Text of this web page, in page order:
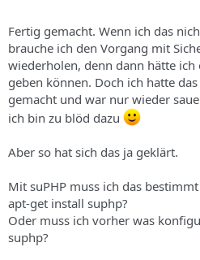
Fertig gemacht. Wenn ich das
brauche ich den Vorgang mit
wiederholen, denn dann hätte ich
geben können. Doch ich hatte
gemacht und war nur wieder
ich bin zu blöd dazu
Aber so hat sich das ja geklärt.
Mit suPHP muss ich das
apt-get install suphp?
Oder muss ich vorher was
suphp?